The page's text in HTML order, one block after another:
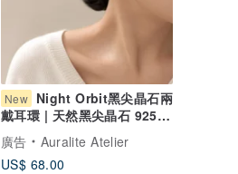
New Night Orbit黑尖晶石兩
戴耳環 | 天然黑尖晶石 925銀
鍍白金Huggie
廣告
Auralite Atelier
US$ 68.00